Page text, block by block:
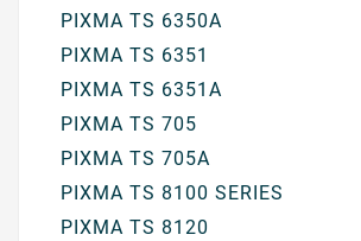
PIXMA TS 6350A
PIXMA TS 6351
PIXMA TS 6351A
PIXMA TS 705
PIXMA TS 705A
PIXMA TS 8100 SERIES
PIXMA TS 8120